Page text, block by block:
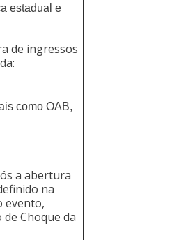
estadual e
de ingressos
como OAB,
a abertura
na
evento,
de Choque da